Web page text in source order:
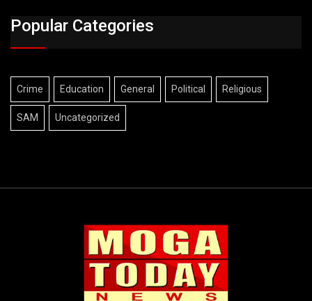
Popular Categories
Crime Education General Political Religious
SAM Uncategorized